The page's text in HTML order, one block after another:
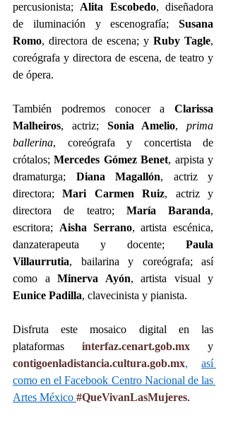
percusionista; Alita Escobedo, diseñadora
de iluminación y escenografía; Susana
Romo, directora de escena; y Ruby Tagle,
coreógrafa y directora de escena, de teatro y
de ópera.
También podremos conocer a Clarissa
Malheiros, actriz; Sonia Amelio, prima
ballerina, coreógrafa y concertista de
crótalos; Mercedes Gómez Benet, arpista y
dramaturga; Diana Magallón, actriz y
directora; Mari Carmen Ruiz, actriz y
directora de teatro; María Baranda,
escritora; Aisha Serrano, artista escénica,
danzaterapeuta y docente; Paula
Villaurrutia, bailarina y coreógrafa; así
como a Minerva Ayón, artista visual y
Eunice Padilla, clavecinista y pianista.
Disfruta este mosaico digital en las
plataformas interfaz.cenart.gob.mx
contigoenladistancia.cultura.gob.mx,
así
como en el Facebook Centro Nacional de las
Artes México #QueVivanLasMujeres.